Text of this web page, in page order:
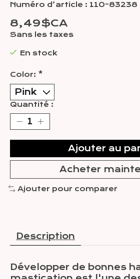
Numéro d’article : 110-83238
8,49$CA
Sans les taxes
En stock
Color: *
Quantité :
Ajouter au
Acheter
Ajouter pour comparer
Description
Développer de bonnes